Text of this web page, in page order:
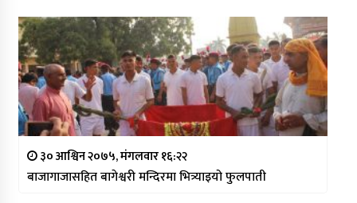
३० आश्विन २०७५, मंगलवार १६:२२
बाजागाजासहित बागेश्वरी मन्दिरमा भित्र्याइयो फुलपाती